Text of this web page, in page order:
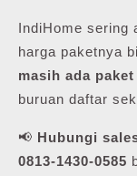
IndiHome sering
harga paketnya
masih ada paket
buruan daftar
📢 Hubungi
0813-1430-0585